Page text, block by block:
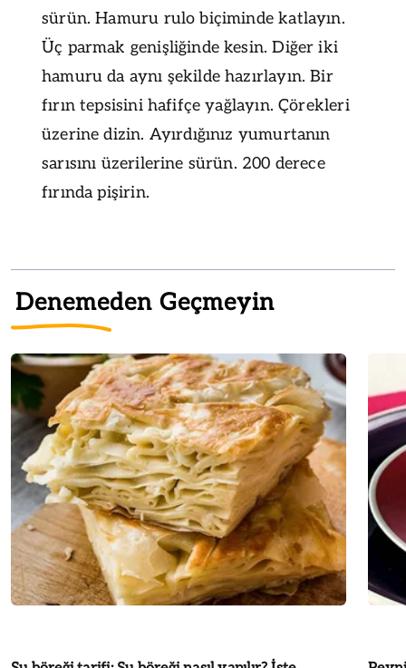
sürün. Hamuru rulo biçiminde katlayın.
Üç parmak genişliğinde kesin. Diğer iki
hamuru da aynı şekilde hazırlayın. Bir
fırın tepsisini hafifçe yağlayın. Çörekleri
üzerine dizin. Ayırdığınız yumurtanın
sarısını üzerilerine sürün. 200 derece
fırında pişirin.
Denemeden Geçmeyin